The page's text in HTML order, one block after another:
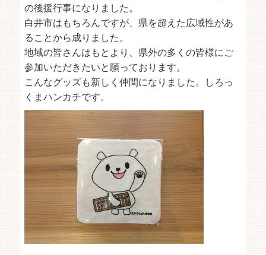
の後援行事になりました。
白井市はもちろんですが、県を超えた広域性があ
ることから成りました。
地域の皆さんはもとより、県外の多くの皆様にご
参加いただきたいと願っております。
こんなグッズも新しく仲間になりました。しろっ
くまハンカチです。